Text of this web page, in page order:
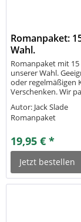
Romanpaket:
Wahl.
Romanpaket mit
unserer Wahl.
oder regelmäßigen
Verschenken. Wir
Autor: Jack Slade
Romanpaket
19,95 € *
Jetzt bestellen